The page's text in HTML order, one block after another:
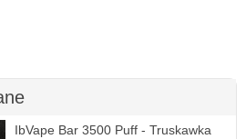
IbVape Bar 3500 Puff - Truskawka